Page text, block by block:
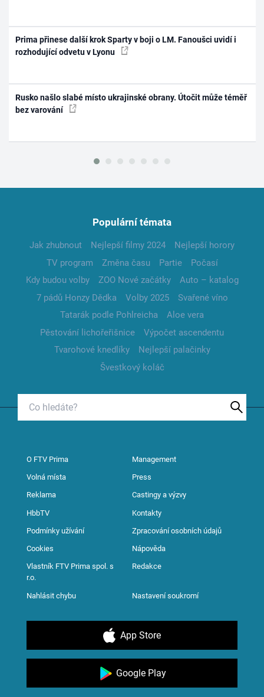
Prima přinese další krok Sparty v boji o LM. Fanoušci uvidí i
rozhodující odvetu v Lyonu
Rusko našlo slabé místo ukrajinské obrany. Útočit může téměř
bez varování
Populární témata
Jak zhubnout Nejlepší filmy 2024
Nejlepší horory
TV program
Změna času Partie
Počasí
Kdy budou volby
ZOO Nové začátky
Auto – katalog
7 pádů Honzy Dědka
Volby 2025
Svařené víno
Tatarák podle Pohlreicha
Aloe vera
Pěstování lichořeřišnice
Výpočet ascendentu
Tvarohové knedlíky
Nejlepší palačinky
Švestkový koláč
O FTV Prima Management
Volná místa Press
Reklama Castingy a výzvy
HbbTV Kontakty
Podmínky užívání Zpracování osobních údajů
Cookies Nápověda
Vlastník FTV Prima spol. s
r.o.
Redakce
Nahlásit chybu Nastavení soukromí
App Store
Google Play